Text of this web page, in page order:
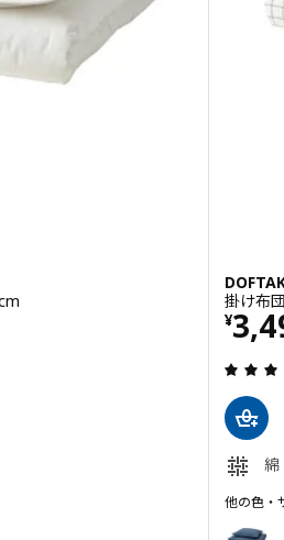
ー数:
＆枕カバー, ライトブラウン, 150x200/
掛け布
¥
価
綿
他の色・
オプシ